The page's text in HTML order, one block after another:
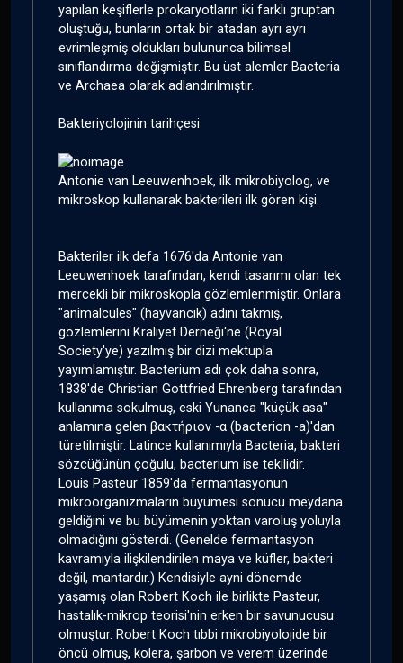
yapılan keşiflerle prokaryotların iki farklı gruptan
oluştuğu, bunların ortak bir atadan ayrı ayrı
evrimleşmiş oldukları bulununca bilimsel
sınıflandırma değişmiştir. Bu üst alemler Bacteria
ve Archaea olarak adlandırılmıştır.
Bakteriyolojinin tarihçesi
Antonie van Leeuwenhoek, ilk mikrobiyolog, ve
mikroskop kullanarak bakterileri ilk gören kişi.
Bakteriler ilk defa 1676'da Antonie van
Leeuwenhoek tarafından, kendi tasarımı olan tek
mercekli bir mikroskopla gözlemlenmiştir. Onlara
"animalcules" (hayvancık) adını takmış,
gözlemlerini Kraliyet Derneği'ne (Royal
Society'ye) yazılmış bir dizi mektupla
yayımlamıştır. Bacterium adı çok daha sonra,
1838'de Christian Gottfried Ehrenberg tarafından
kullanıma sokulmuş, eski Yunanca "küçük asa"
anlamına gelen βακτήριον -α (bacterion -a)'dan
türetilmiştir. Latince kullanımıyla Bacteria, bakteri
sözcüğünün çoğulu, bacterium ise tekilidir.
Louis Pasteur 1859'da fermantasyonun
mikroorganizmaların büyümesi sonucu meydana
geldiğini ve bu büyümenin yoktan varoluş yoluyla
olmadığını gösterdi. (Genelde fermantasyon
kavramıyla ilişkilendirilen maya ve küfler, bakteri
değil, mantardır.) Kendisiyle ayni dönemde
yaşamış olan Robert Koch ile birlikte Pasteur,
hastalık-mikrop teorisi'nin erken bir savunucusu
olmuştur. Robert Koch tıbbi mikrobiyolojide bir
öncü olmuş, kolera, şarbon ve verem üzerinde